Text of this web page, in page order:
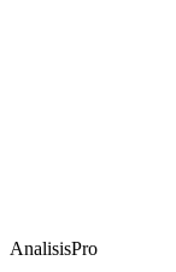
AnalisisPro